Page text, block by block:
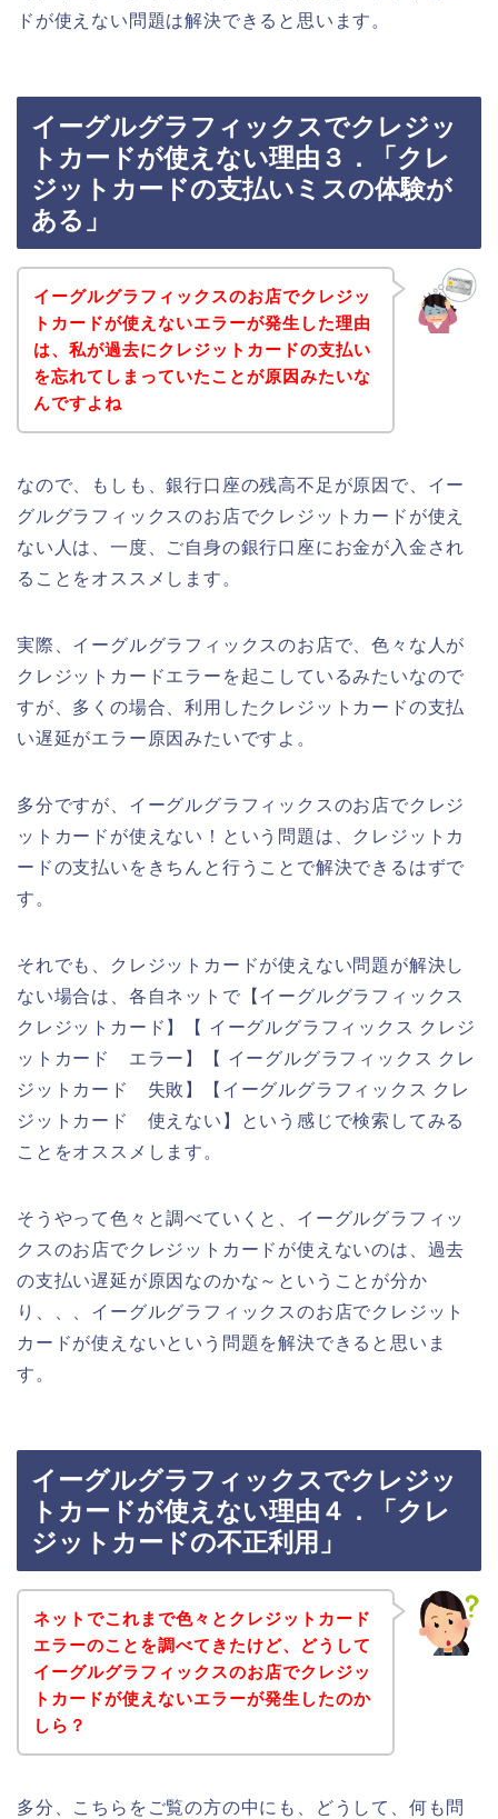
ドが使えない問題は解決できると思います。
イーグルグラフィックスでクレジッ
トカードが使えない理由３．「クレ
ジットカードの支払いミスの体験が
ある」
イーグルグラフィックスのお店でクレジッ
トカードが使えないエラーが発生した理由
は、私が過去にクレジットカードの支払い
を忘れてしまっていたことが原因みたいな
んですよね
なので、もしも、銀行口座の残高不足が原因で、イー
グルグラフィックスのお店でクレジットカードが使え
ない人は、一度、ご自身の銀行口座にお金が入金され
ることをオススメします。
実際、イーグルグラフィックスのお店で、色々な人が
クレジットカードエラーを起こしているみたいなので
すが、多くの場合、利用したクレジットカードの支払
い遅延がエラー原因みたいですよ。
多分ですが、イーグルグラフィックスのお店でクレジ
ットカードが使えない！という問題は、クレジットカ
ードの支払いをきちんと行うことで解決できるはずで
す。
それでも、クレジットカードが使えない問題が解決し
ない場合は、各自ネットで【イーグルグラフィックス
クレジットカード】【 イーグルグラフィックス クレジ
ットカード エラー】【 イーグルグラフィックス クレ
ジットカード 失敗】【イーグルグラフィックス クレ
ジットカード 使えない】という感じで検索してみる
ことをオススメします。
そうやって色々と調べていくと、イーグルグラフィッ
クスのお店でクレジットカードが使えないのは、過去
の支払い遅延が原因なのかな～ということが分か
り、、、イーグルグラフィックスのお店でクレジット
カードが使えないという問題を解決できると思いま
す。
イーグルグラフィックスでクレジッ
トカードが使えない理由４．「クレ
ジットカードの不正利用」
ネットでこれまで色々とクレジットカード
エラーのことを調べてきたけど、どうして
イーグルグラフィックスのお店でクレジッ
トカードが使えないエラーが発生したのか
しら？
多分、こちらをご覧の方の中にも、どうして、何も問